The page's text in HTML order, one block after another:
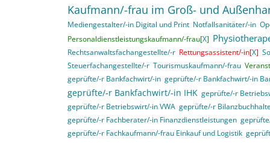
Kaufmann/-frau im Groß- und
Mediengestalter/-in Digital und Print Notfallsanitäter/-in
Personaldienstleistungskaufmann/-frau[X]
Rechtsanwaltsfachangestellte/-r Rettungsassistent/-in[X]
Steuerfachangestellte/-r Tourismuskaufmann/-frau
geprüfte/-r Bankfachwirt/-in geprüfte/-r Bankfachwirt/-in
geprüfte/-r Bankfachwirt/-in IHK geprüfte/-r
geprüfte/-r Betriebswirt/-in VWA geprüfte/-r
geprüfte/-r Fachberater/-in Finanzdienstleistungen
geprüfte/-r Fachkaufmann/-frau Einkauf und Logistik